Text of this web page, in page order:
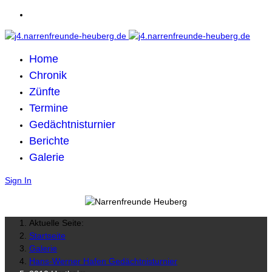
Home
Chronik
Zünfte
Termine
Gedächtnisturnier
Berichte
Galerie
Sign In
Aktuelle Seite:
Startseite
Galerie
Hans-Werner Hafen Gedächtnisturnier